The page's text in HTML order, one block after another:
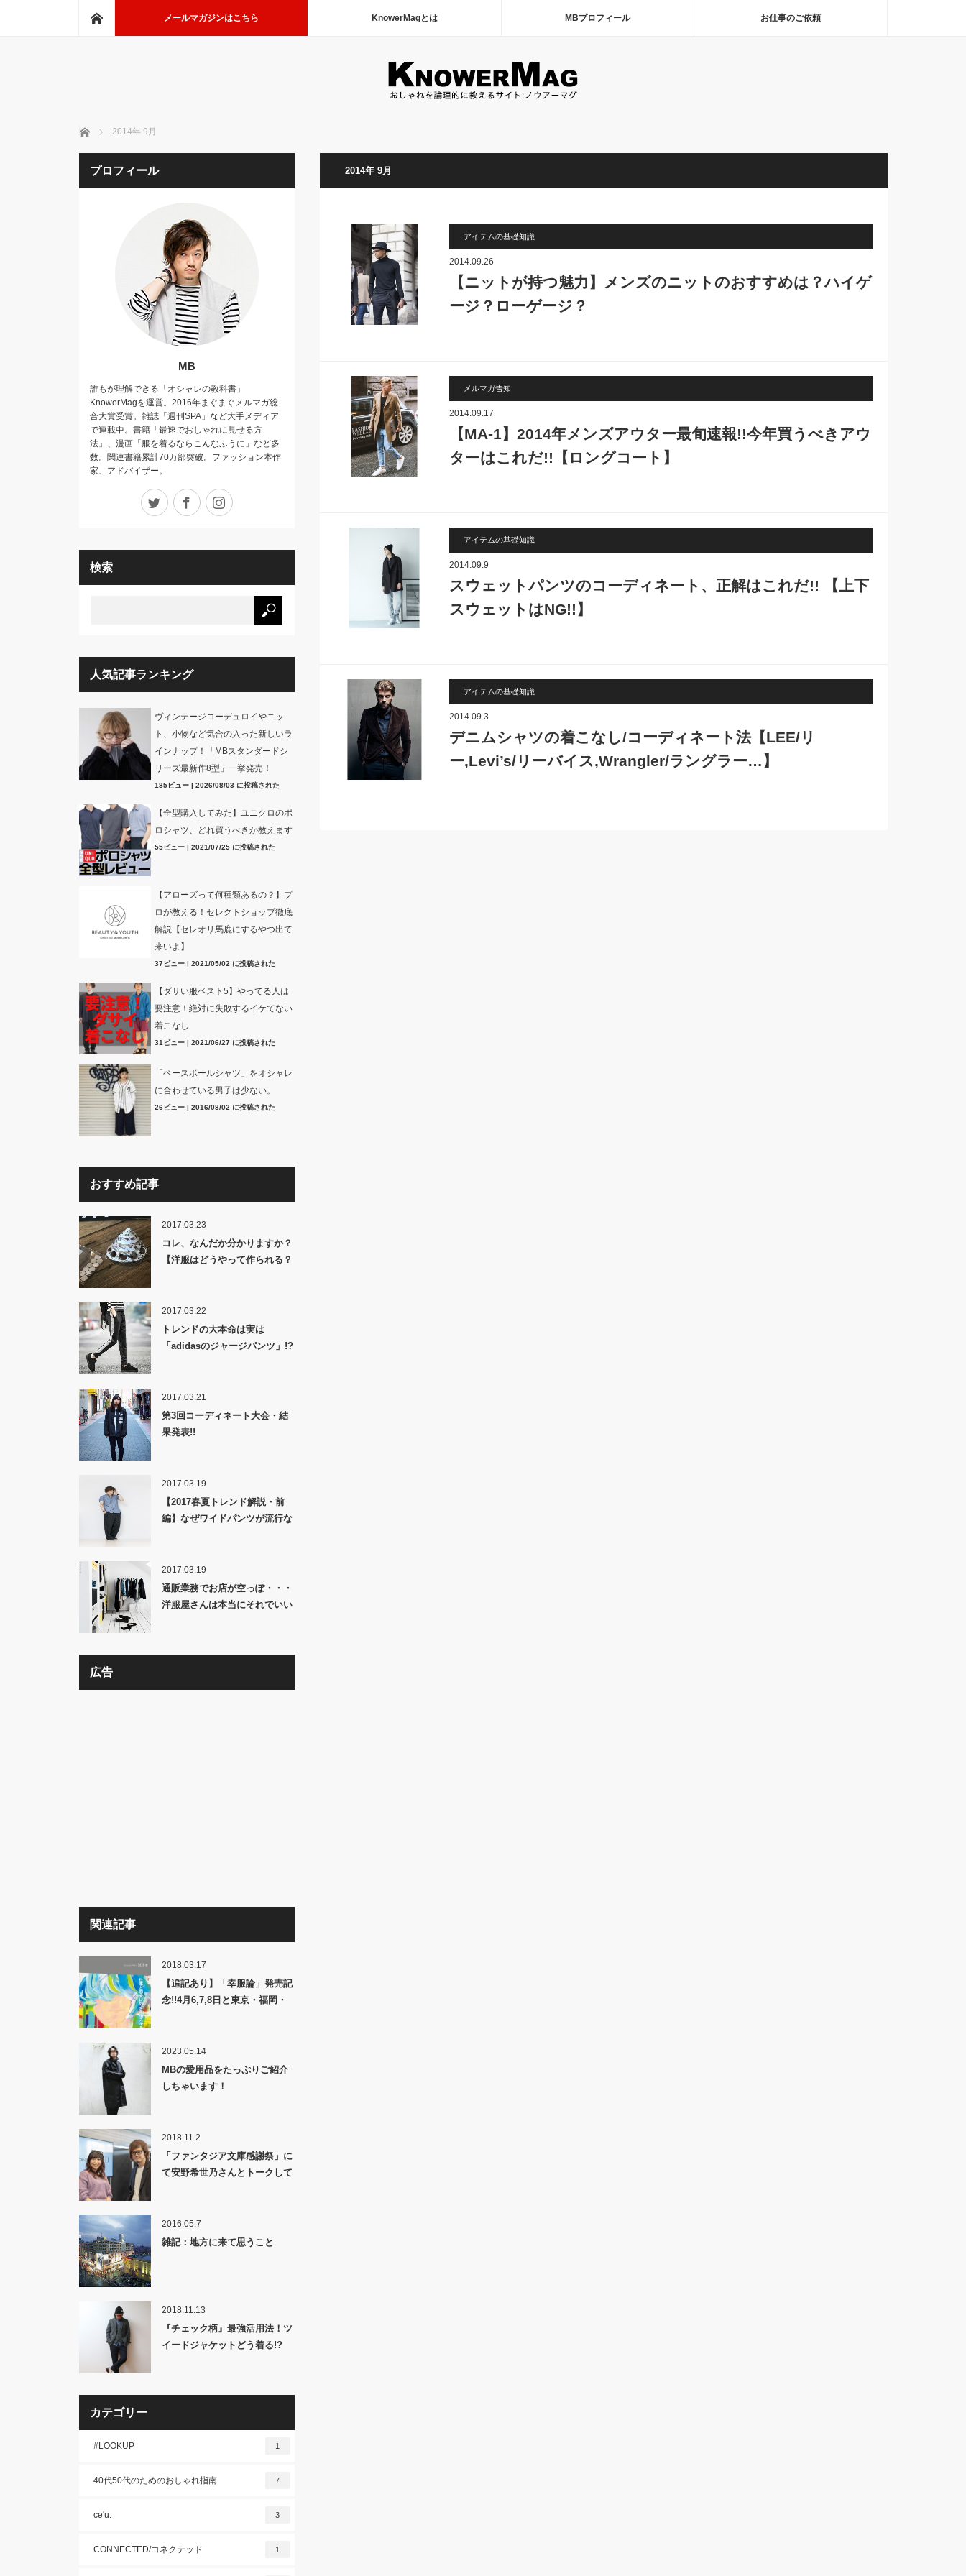
メールマガジンはこちら KnowerMagとは MBプロフィール お仕事のご依頼
ホーム 2014年 9月
2014年 9月
アイテムの基礎知識
2014.09.26
【ニットが持つ魅力】メンズのニットのおすすめは？ハイゲ
ージ？ローゲージ？
メルマガ告知
2014.09.17
【MA-1】2014年メンズアウター最旬速報!!今年買うべきアウ
ターはこれだ!!【ロングコート】
アイテムの基礎知識
2014.09.9
スウェットパンツのコーディネート、正解はこれだ!! 【上下
スウェットはNG!!】
アイテムの基礎知識
2014.09.3
デニムシャツの着こなし/コーディネート法【LEE/リ
ー,Levi’s/リーバイス,Wrangler/ラングラー…】
プロフィール
MB
誰もが理解できる「オシャレの教科書」
KnowerMagを運営。2016年まぐまぐメルマガ総
合大賞受賞。雑誌「週刊SPA」など大手メディア
で連載中。書籍「最速でおしゃれに見せる方
法」、漫画「服を着るならこんなふうに」など多
数。関連書籍累計70万部突破。ファッション本作
家、アドバイザー。
Twitter Facebook
検索
人気記事ランキング
ヴィンテージコーデュロイやニッ
ト、小物など気合の入った新しいラ
インナップ！「MBスタンダードシ
リーズ最新作8型」一挙発売！
185ビュー| 2026/08/03 に投稿された
【全型購入してみた】ユニクロのポ
ロシャツ、どれ買うべきか教えます
55ビュー| 2021/07/25 に投稿された
【アローズって何種類あるの？】プ
ロが教える！セレクトショップ徹底
解説【セレオリ馬鹿にするやつ出て
来いよ】
37ビュー| 2021/05/02 に投稿された
【ダサい服ベスト5】やってる人は
要注意！絶対に失敗するイケてない
着こなし
31ビュー| 2021/06/27 に投稿された
「ベースボールシャツ」をオシャレ
に合わせている男子は少ない。
26ビュー| 2016/08/02 に投稿された
おすすめ記事
2017.03.23
コレ、なんだか分かりますか？
【洋服はどうやって作られる？
2017.03.22
トレンドの大本命は実は
「adidasのジャージパンツ」!?
2017.03.21
第3回コーディネート大会・結
果発表!!
2017.03.19
【2017春夏トレンド解説・前
編】なぜワイドパンツが流行な
2017.03.19
通販業務でお店が空っぽ・・・
洋服屋さんは本当にそれでいい
広告
関連記事
2018.03.17
【追記あり】「幸服論」発売記
念!!4月6,7,8日と東京・福岡・
2023.05.14
MBの愛用品をたっぷりご紹介
しちゃいます！
2018.11.2
「ファンタジア文庫感謝祭」に
て安野希世乃さんとトークして
2016.05.7
雑記：地方に来て思うこと
2018.11.13
『チェック柄』最強活用法！ツ
イードジャケットどう着る!?
カテゴリー
#LOOKUP 1
40代50代のためのおしゃれ指南 7
ce'u. 3
CONNECTED/コネクテッド 1